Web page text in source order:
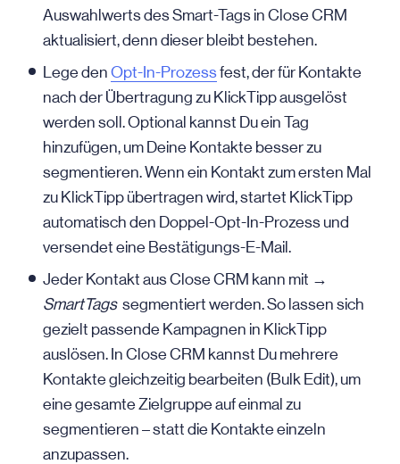
Auswahlwerts des Smart-Tags in Close CRM
aktualisiert, denn dieser bleibt bestehen.
Lege den Opt-In-Prozessfest, der für Kontakte
nach der Übertragung zu KlickTipp ausgelöst
werden soll. Optional kannst Du ein Tag
hinzufügen, um Deine Kontakte besser zu
segmentieren. Wenn ein Kontakt zum ersten Mal
zu KlickTipp übertragen wird, startet KlickTipp
automatisch den Doppel-Opt-In-Prozess und
versendet eine Bestätigungs-E-Mail.
Jeder Kontakt aus Close CRM kann mit →
SmartTags segmentiert werden. So lassen sich
gezielt passende Kampagnen in KlickTipp
auslösen. In Close CRM kannst Du mehrere
Kontakte gleichzeitig bearbeiten (Bulk Edit), um
eine gesamte Zielgruppe auf einmal zu
segmentieren – statt die Kontakte einzeln
anzupassen.